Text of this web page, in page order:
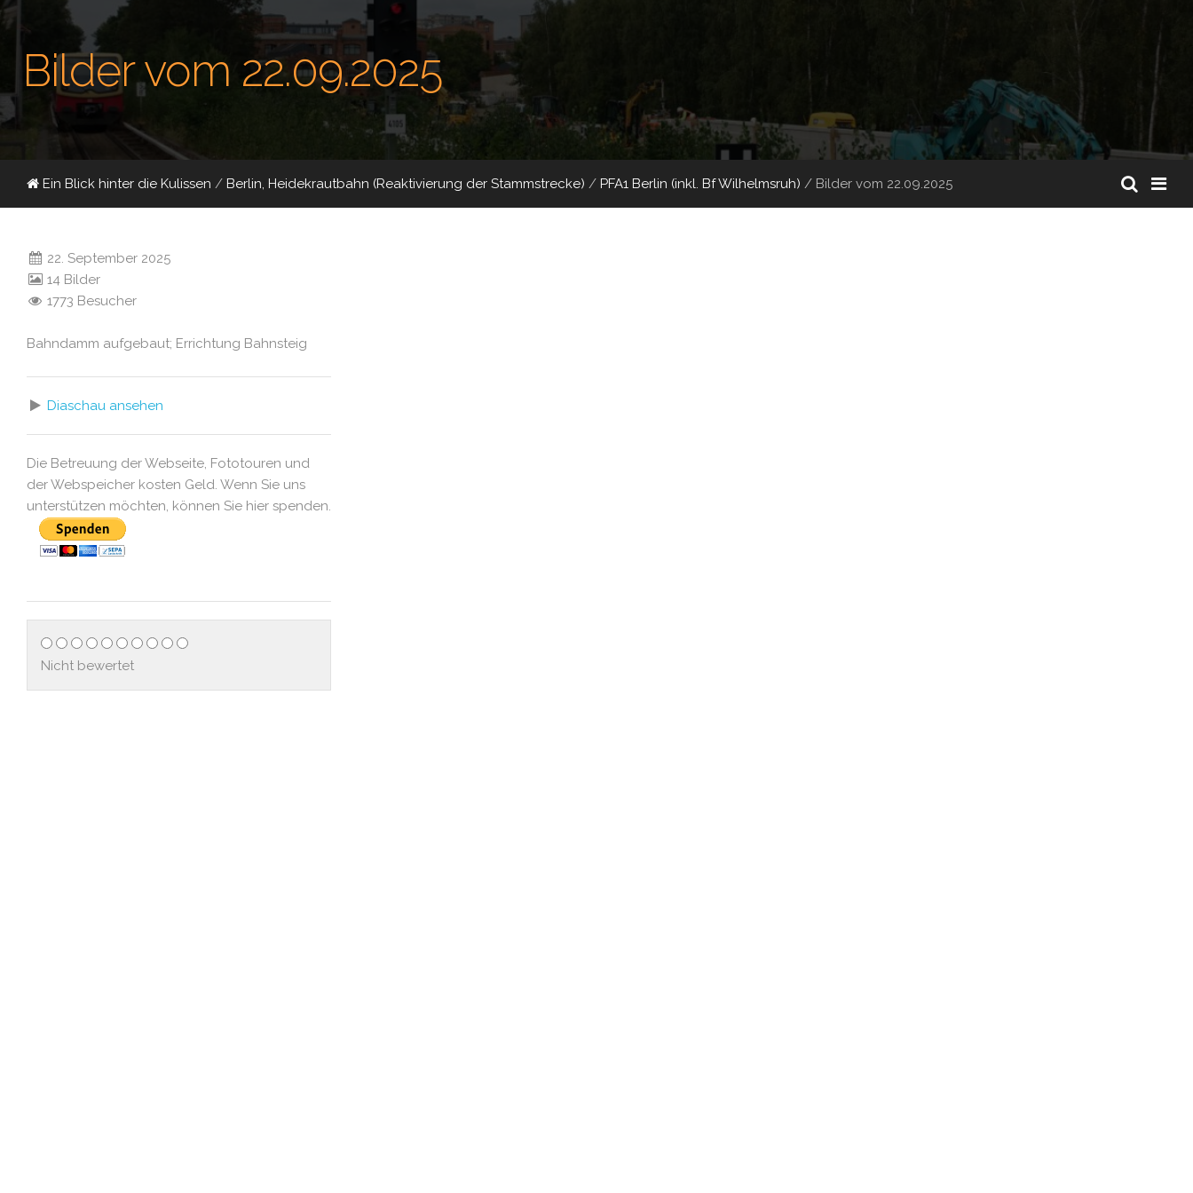
Bilder vom 22.09.2025
Ein Blick hinter die Kulissen / Berlin, Heidekrautbahn (Reaktivierung der Stammstrecke) / PFA1 Berlin (inkl. Bf Wilhelmsruh) / Bilder vom 22.09.2025
22. September 2025
14 Bilder
1773 Besucher
Bahndamm aufgebaut; Errichtung Bahnsteig
Diaschau ansehen
Die Betreuung der Webseite, Fototouren und
der Webspeicher kosten Geld. Wenn Sie uns
unterstützen möchten, können Sie hier spenden.
Nicht bewertet